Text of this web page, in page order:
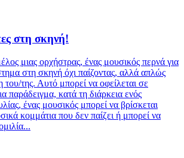
στη σκηνή!
μιας ορχήστρας, ένας μουσικός περνά για
στη σκηνή όχι παίζοντας, αλλά απλώς
της. Αυτό μπορεί να οφείλεται σε
παράδειγμα, κατά τη διάρκεια ενός
ένας μουσικός μπορεί να βρίσκεται
κομμάτια που δεν παίζει ή μπορεί να